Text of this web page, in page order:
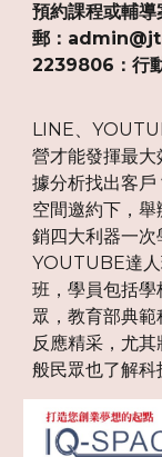
預約課程或輔
郵：
2239806：行
LINE、
營才能發揮最
據分析找出客
空間邀約下，
銷四大利器一次
YOUTUBE達
班，學員包括
眾，教育部典
反應精采，尤
般民眾也了解科